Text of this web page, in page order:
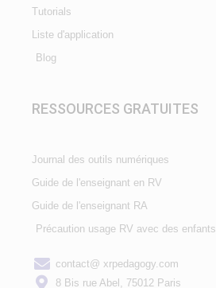
Tutorials
Liste d'application
Blog
RESSOURCES GRATUITES
Journal des outils numériques
Guide de l'enseignant en RV
Guide de l'enseignant RA
Précaution usage RV avec des enfants
contact@ xrpedagogy.com
8 Bis rue Abel, 75012 Paris